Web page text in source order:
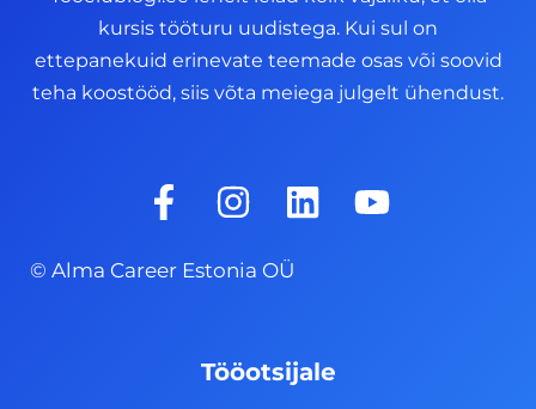
kursis tööturu uudistega. Kui sul on
ettepanekuid erinevate teemade osas või soovid
teha koostööd, siis võta meiega julgelt ühendust.
F
a
e
I
n
s
t
g
L
i
d
Y
o
© Alma Career Estonia OÜ
Tööotsijale